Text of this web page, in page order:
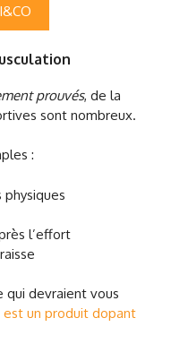
prouvés, de la
sont nombreux.
:
l’effort
qui devraient vous
un produit dopant